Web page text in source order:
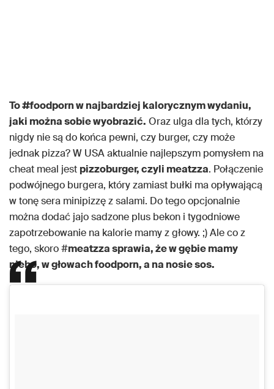
To #foodporn w najbardziej kalorycznym wydaniu,
jaki można sobie wyobrazić. Oraz ulga dla tych, którzy
nigdy nie są do końca pewni, czy burger, czy może
jednak pizza? W USA aktualnie najlepszym pomysłem na
cheat meal jest pizzoburger, czyli meatzza. Połączenie
podwójnego burgera, który zamiast bułki ma opływającą
w tonę sera minipizzę z salami. Do tego opcjonalnie
można dodać jajo sadzone plus bekon i tygodniowe
zapotrzebowanie na kalorie mamy z głowy. ;) Ale co z
tego, skoro #meatzza sprawia, że w gębie mamy
niebo, w głowach foodporn, a na nosie sos.